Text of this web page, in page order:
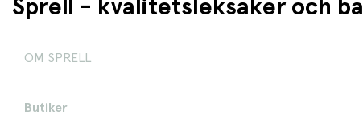
Sprell - kvalitetsleksaker och
OM SPRELL
Butiker